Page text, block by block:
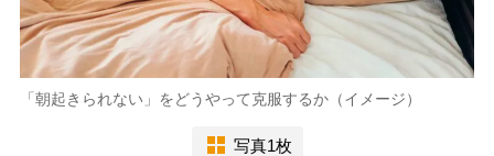
「朝起きられない」をどうやって克服するか（イメージ）
写真1枚